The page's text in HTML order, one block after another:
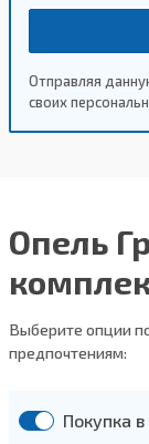
Отправляя
своих
Опель
Выберите опции
предпочтениям:
Покупка